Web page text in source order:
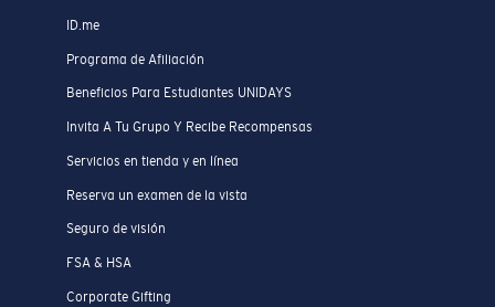
ID.me
Programa de Afiliación
Beneficios Para Estudiantes UNIDAYS
Invita A Tu Grupo Y Recibe Recompensas
Servicios en tienda y en línea
Reserva un examen de la vista
Seguro de visión
FSA & HSA
Corporate Gifting